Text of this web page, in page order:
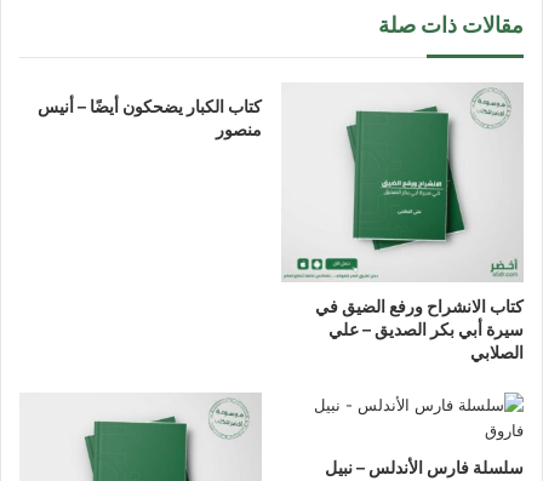
مقالات ذات صلة
كتاب الانشراح ورفع الضيق في
سيرة أبي بكر الصديق – علي
الصلابي
كتاب الكبار يضحكون أيضًا – أنيس
منصور
سلسلة فارس الأندلس – نبيل